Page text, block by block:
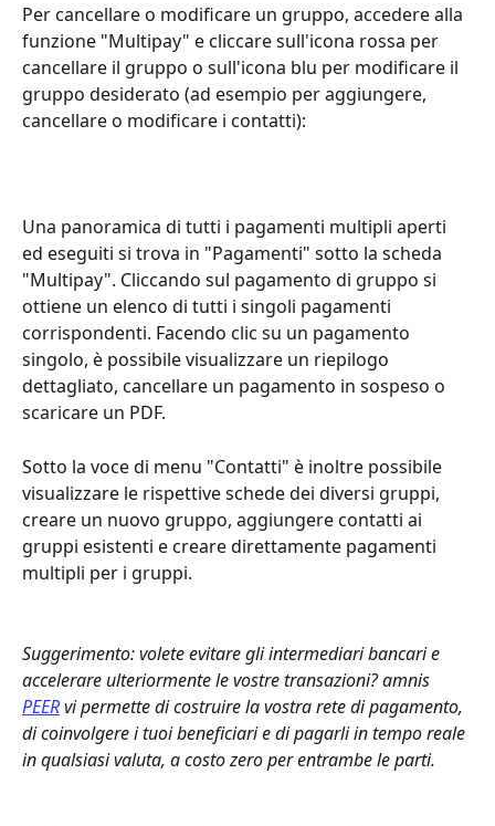
Per cancellare o modificare un gruppo, accedere alla
funzione "Multipay" e cliccare sull'icona rossa per
cancellare il gruppo o sull'icona blu per modificare il
gruppo desiderato (ad esempio per aggiungere,
cancellare o modificare i contatti):
Una panoramica di tutti i pagamenti multipli aperti
ed eseguiti si trova in "Pagamenti" sotto la scheda
"Multipay". Cliccando sul pagamento di gruppo si
ottiene un elenco di tutti i singoli pagamenti
corrispondenti. Facendo clic su un pagamento
singolo, è possibile visualizzare un riepilogo
dettagliato, cancellare un pagamento in sospeso o
scaricare un PDF.
Sotto la voce di menu "Contatti" è inoltre possibile
visualizzare le rispettive schede dei diversi gruppi,
creare un nuovo gruppo, aggiungere contatti ai
gruppi esistenti e creare direttamente pagamenti
multipli per i gruppi.
Suggerimento: volete evitare gli intermediari bancari e
accelerare ulteriormente le vostre transazioni? amnis
PEER vi permette di costruire la vostra rete di pagamento,
di coinvolgere i tuoi beneficiari e di pagarli in tempo reale
in qualsiasi valuta, a costo zero per entrambe le parti.